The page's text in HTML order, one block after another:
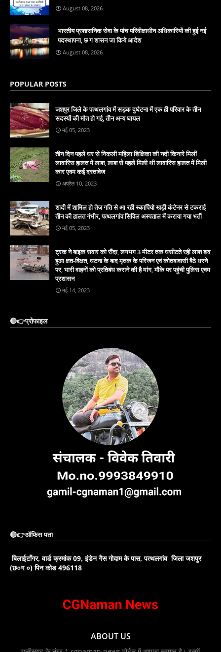
August 08, 2026
भारतीय प्रशासनिक सेवा के पांच परिवीक्षाधीन अधिकारियों की हुई नई
पदस्थापना, छ ग शासन जा किये आदेश
August 08, 2026
POPULAR POSTS
जशपुर जिले के पत्थलगांव में सड़क दुर्घटना में एक ही परिवार के तीन
सदस्यों की मौत हो गई, तीन अन्य घायल
मई 05, 2023
तीन दिन पहले घर से निकली महिला शिक्षिका की नदी किनारे मिलीं
लावारिस हालत में लाश, लाश से पहले मिली थी लावारिस हालत में मिली
कार एवम कई दस्तावेज
अप्रैल 10, 2023
शादी में शामिल हो तेज गति से आ रही स्कार्पियो खड़ी कंटेनर से टकराई
तीन की हालत गंभीर, पत्थलगांव सिविल अस्पताल में कराया गया भर्ती
मई 05, 2023
ट्रक ने बाइक सवार को रौंदा, लगभग 3 मीटर तक घसीटते रही लाश शव
हुआ क्षत-विक्षत, घटना के बाद मृतक के परिजन एवं कोतबावासी बैठे धरने
पर, भारी वाहनों को प्रतिबंध कराने की है मांग, मौके पर पहुंची पुलिस एवम
प्रशासन
मई 14, 2023
🔴👉प्रोफाइल
🔴👉ऑफिस पता
बिलाईटाँगर, वार्ड क्रमांक 09, इंडेन गैस गोदाम के पास, पत्थलगांव जिला जशपुर
(छ०ग ०) पिन कोड 496118
ABOUT US